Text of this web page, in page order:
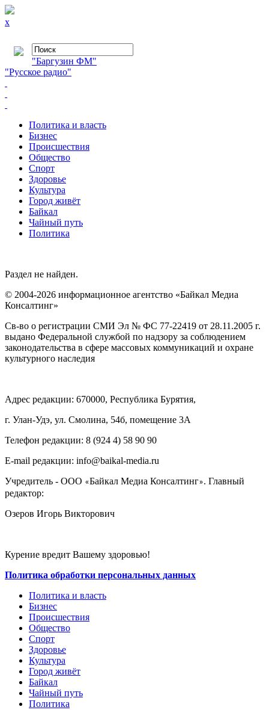
x
"Баргузин ФМ"
"Русское радио"
Политика и власть
Бизнес
Происшествия
Общество
Cпорт
Здоровье
Культура
Город живёт
Байкал
Чайный путь
Политика
Раздел не найден.
© 2004-2026 информационное агентство «Байкал Медиа
Консалтинг»
Св-во о регистрации СМИ Эл № ФС 77-22419 от 28.11.2005 г.
выдано Федеральной службой по надзору за соблюдением
законодательства в сфере массовых коммуникаций и охране
культурного наследия
Адрес редакции: 670000, Республика Бурятия,
г. Улан-Удэ, ул. Смолина, 54б, помещение 3А
Телефон редакции: ‎‎8 (924 4) 58 90 90
E-mail редакции: info@baikal-media.ru
Учредитель - ООО «Байкал Медиа Консалтинг». Главный
редактор:
Озеров Игорь Викторович
Курение вредит Вашему здоровью!
Политика обработки персональных данных
Политика и власть
Бизнес
Происшествия
Общество
Cпорт
Здоровье
Культура
Город живёт
Байкал
Чайный путь
Политика